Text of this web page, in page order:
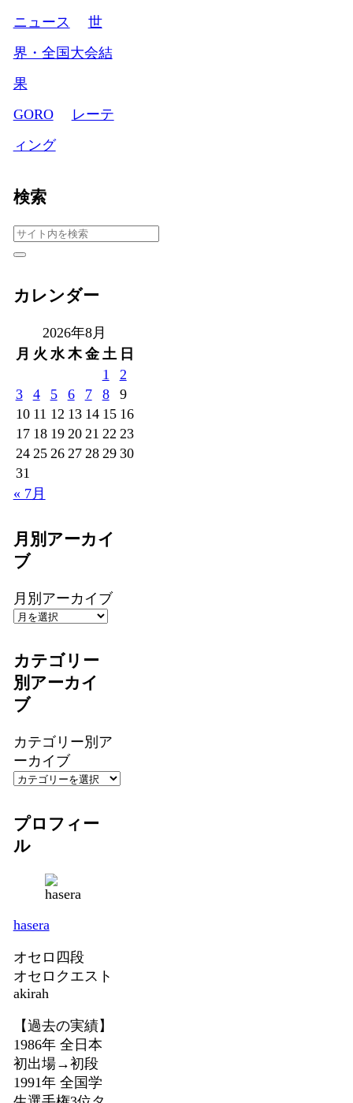
ニュース
世
界・全国大会結
果
GORO
レーテ
ィング
検索
カレンダー
2026年8月
月 火 水 木 金 土 日
1
2
3
4 5 6 7 8
9
10 11 12 13 14 15 16
17 18 19 20 21 22 23
24 25 26 27 28 29 30
31
« 7月
月別アーカイ
ブ
月別アーカイブ
カテゴリー
別アーカイ
ブ
カテゴリー別ア
ーカイブ
プロフィー
ル
hasera
オセロ四段
オセロクエスト
akirah
【過去の実績】
1986年 全日本
初出場→初段
1991年 全国学